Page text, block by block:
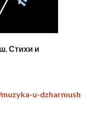
Стихи и
u-dzharmush